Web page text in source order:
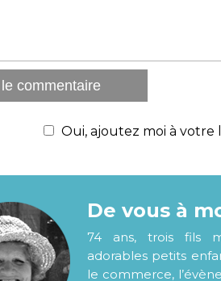
Oui, ajoutez moi à votre
De vous à
74 ans, trois fils
adorables petits
le commerce,